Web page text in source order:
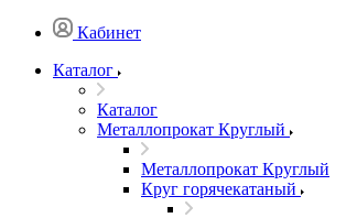
Кабинет
Каталог
Каталог
Металлопрокат Круглый
Металлопрокат Круглый
Круг горячекатаный